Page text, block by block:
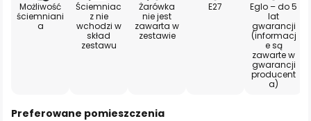
Możliwość
ściemniani
a
Ściemniac
z nie
wchodzi w
skład
zestawu
Żarówka
nie jest
zawarta w
zestawie
E27
Eglo – do 5
lat
gwarancji
(informacj
e są
zawarte w
gwarancji
producent
a)
Preferowane pomieszczenia